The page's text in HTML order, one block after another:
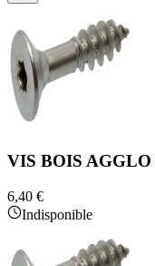
VIS BOIS
6,40 €
Indisponible